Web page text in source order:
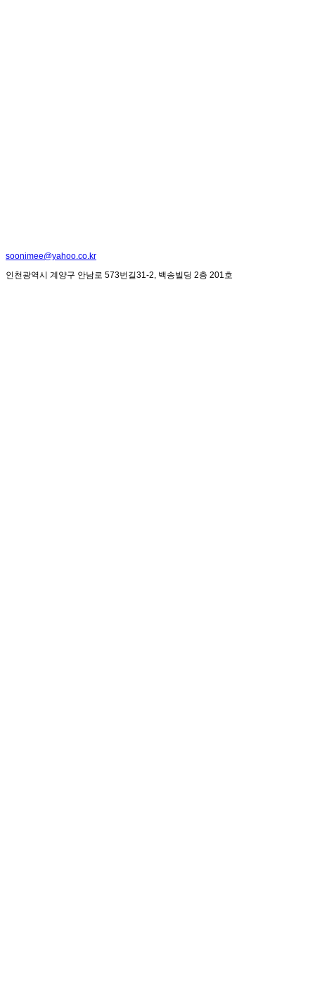
soonimee@yahoo.co.kr
인천광역시 계양구 안남로 573번길31-2, 백송빌딩 2층 201호